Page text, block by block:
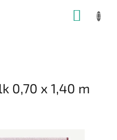
0,70 x 1,40 m